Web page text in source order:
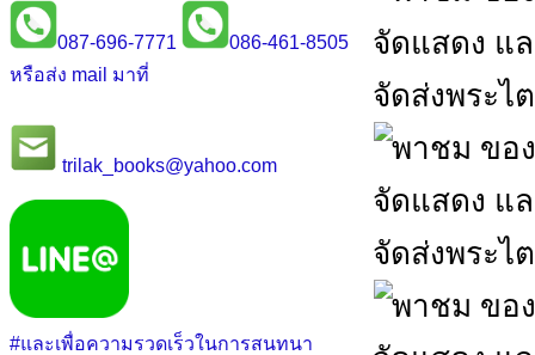
087-696-7771
086-461-8505
หรือส่ง mail มาที่
trilak_books@yahoo.com
#และเพื่อความรวดเร็วในการสนทนา